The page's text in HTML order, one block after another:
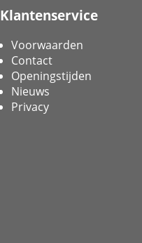
Klantenservice
Voorwaarden
Contact
Openingstijden
Nieuws
Privacy